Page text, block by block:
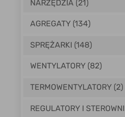
NARZĘDZIA (21)
AGREGATY (134)
SPRĘŻARKI (148)
WENTYLATORY (82)
TERMOWENTYLATORY (2)
REGULATORY I